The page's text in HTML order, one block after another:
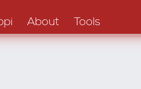
About Tools